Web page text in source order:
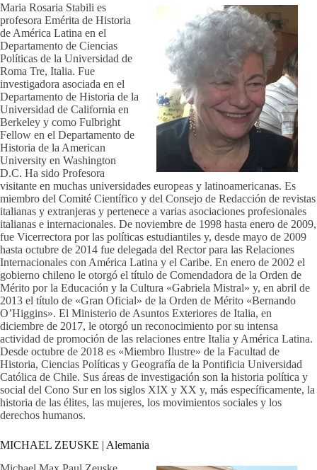
Maria Rosaria Stabili es
profesora Emérita de Historia
de América Latina en el
Departamento de Ciencias
Políticas de la Universidad de
Roma Tre, Italia. Fue
investigadora asociada en el
Departamento de Historia de la
Universidad de California en
Berkeley y como Fulbright
Fellow en el Departamento de
Historia de la American
University en Washington
D.C. Ha sido Profesora
visitante en muchas universidades europeas y latinoamericanas. Es
miembro del Comité Científico y del Consejo de Redacción de revistas
italianas y extranjeras y pertenece a varias asociaciones profesionales
italianas e internacionales. De noviembre de 1998 hasta enero de 2009,
fue Vicerrectora por las políticas estudiantiles y, desde mayo de 2009
hasta octubre de 2014 fue delegada del Rector para las Relaciones
Internacionales con América Latina y el Caribe. En enero de 2002 el
gobierno chileno le otorgó el título de Comendadora de la Orden de
Mérito por la Educación y la Cultura «Gabriela Mistral» y, en abril de
2013 el título de «Gran Oficial» de la Orden de Mérito «Bernando
O’Higgins». El Ministerio de Asuntos Exteriores de Italia, en
diciembre de 2017, le otorgó un reconocimiento por su intensa
actividad de promoción de las relaciones entre Italia y América Latina.
Desde octubre de 2018 es «Miembro Ilustre» de la Facultad de
Historia, Ciencias Políticas y Geografía de la Pontificia Universidad
Católica de Chile. Sus áreas de investigación son la historia política y
social del Cono Sur en los siglos XIX y XX y, más específicamente, la
historia de las élites, las mujeres, los movimientos sociales y los
derechos humanos.
MICHAEL ZEUSKE | Alemania